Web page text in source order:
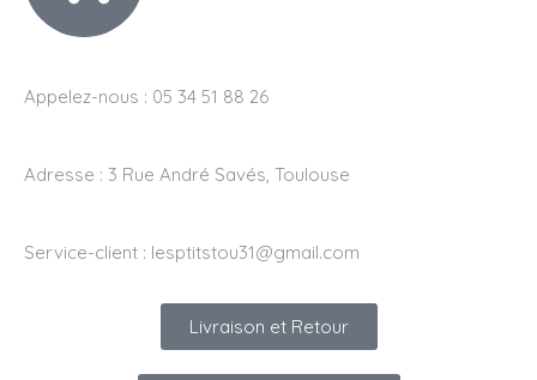
Appelez-nous : 05 34 51 88 26
Adresse : 3 Rue André Savés, Toulouse
Service-client : lesptitstou31@gmail.com
Livraison et Retour